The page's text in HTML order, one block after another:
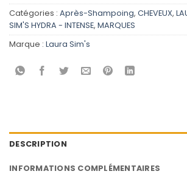
Catégories : Après-Shampoing, CHEVEUX,
SIM'S HYDRA - INTENSE, MARQUES
Marque : Laura Sim's
DESCRIPTION
INFORMATIONS COMPLÉMENTAIRES